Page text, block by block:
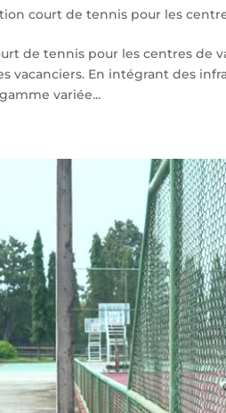
court de tennis pour les
de tennis pour les centres de
vacanciers. En intégrant des
variée...